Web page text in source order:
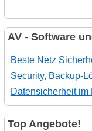
AV - Software
Beste Netz
Security, Backup-
Datensicherheit im
Top Angebote!